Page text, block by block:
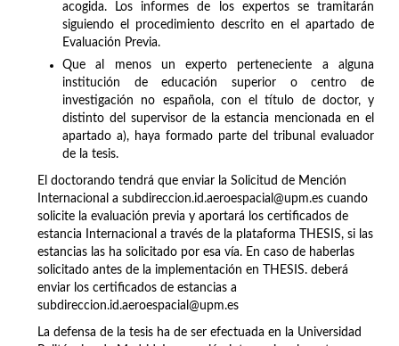
acogida. Los informes de los expertos se tramitarán
siguiendo el procedimiento descrito en el apartado de
Evaluación Previa.
Que al menos un experto perteneciente a alguna
institución de educación superior o centro de
investigación no española, con el título de doctor, y
distinto del supervisor de la estancia mencionada en el
apartado a), haya formado parte del tribunal evaluador
de la tesis.
El doctorando tendrá que enviar la Solicitud de Mención
Internacional a subdireccion.id.aeroespacial@upm.es cuando
solicite la evaluación previa y aportará los certificados de
estancia Internacional a través de la plataforma THESIS, si las
estancias las ha solicitado por esa vía. En caso de haberlas
solicitado antes de la implementación en THESIS. deberá
enviar los certificados de estancias a
subdireccion.id.aeroespacial@upm.es
La defensa de la tesis ha de ser efectuada en la Universidad